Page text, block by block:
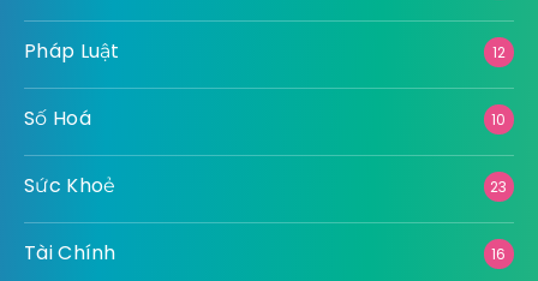
Pháp Luật 12
Số Hoá 10
Sức Khoẻ 23
Tài Chính 16